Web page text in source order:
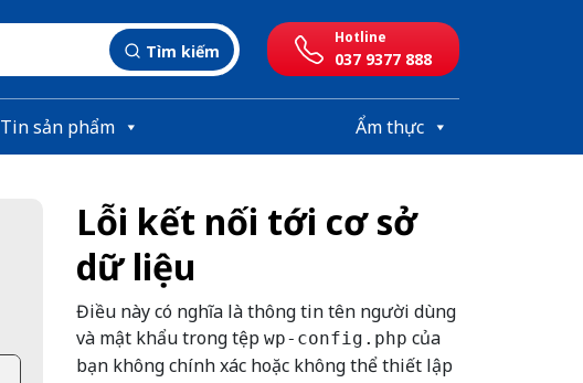
Tìm kiếm
Hotline
037 9377 888
Tin sản phẩm Ẩm thực
Lỗi kết nối tới cơ sở
dữ liệu
Điều này có nghĩa là thông tin tên người dùng
và mật khẩu trong tệpwp-config.php của
bạn không chính xác hoặc không thể thiết lập